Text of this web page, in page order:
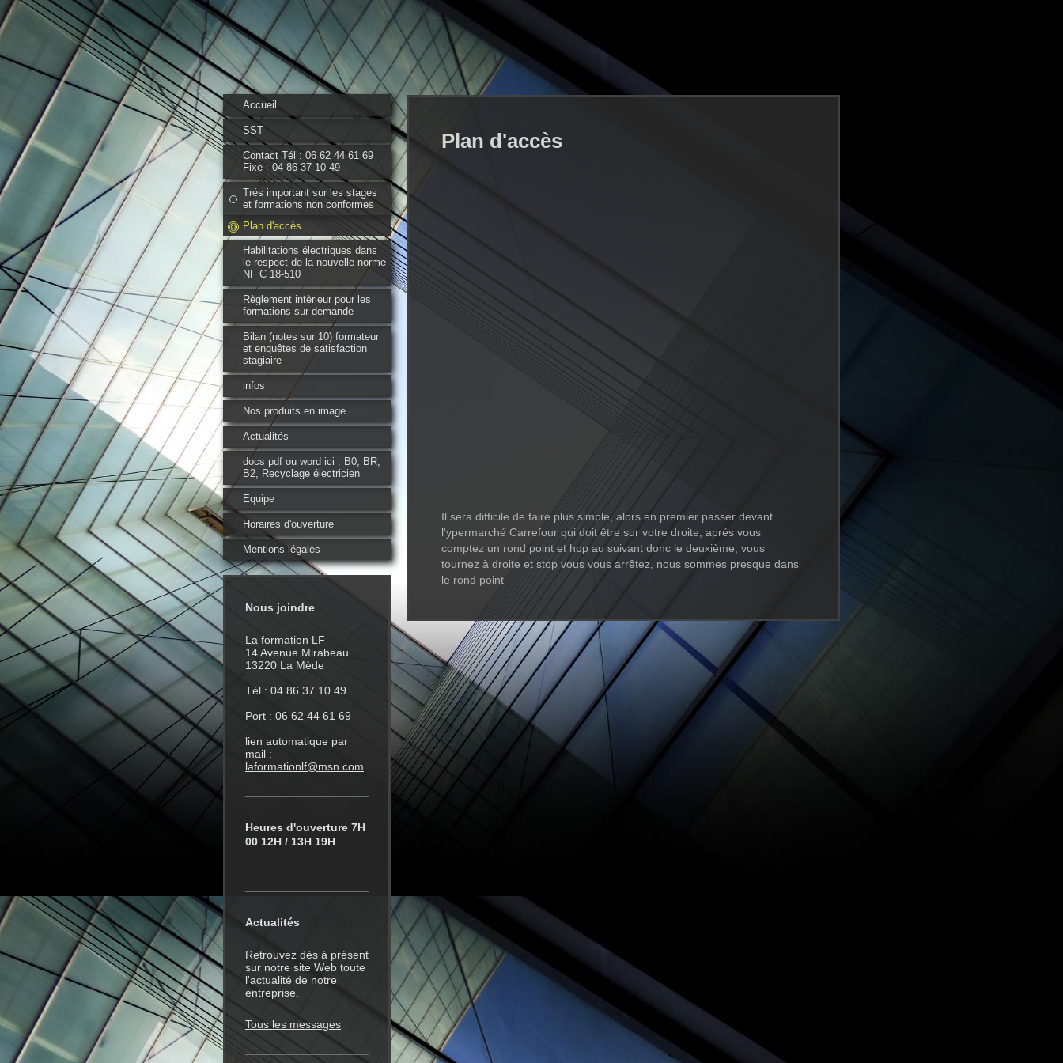
Accueil
SST
Contact Tél : 06 62 44 61 69
Fixe : 04 86 37 10 49
Trés important sur les stages
et formations non conformes
Plan d'accès
Habilitations électriques dans
le respect de la nouvelle norme
NF C 18-510
Règlement intèrieur pour les
formations sur demande
Bilan (notes sur 10) formateur
et enquêtes de satisfaction
stagiaire
infos
Nos produits en image
Actualités
docs pdf ou word ici : B0, BR,
B2, Recyclage électricien
Equipe
Horaires d'ouverture
Mentions légales
Nous joindre
La formation LF
14 Avenue Mirabeau
13220 La Mède
Tél : 04 86 37 10 49
Port : 06 62 44 61 69
lien automatique par
mail :
laformationlf@msn.com
Heures d'ouverture 7H
00 12H / 13H 19H
Actualités
Retrouvez dès à présent
sur notre site Web toute
l'actualité de notre
entreprise.
Tous les messages
Plan d'accès
Il sera difficile de faire plus simple, alors en premier passer devant
l'ypermarché Carrefour qui doit être sur votre droite, aprés vous
comptez un rond point et hop au suivant donc le deuxième, vous
tournez à droite et stop vous vous arrêtez, nous sommes presque dans
le rond point